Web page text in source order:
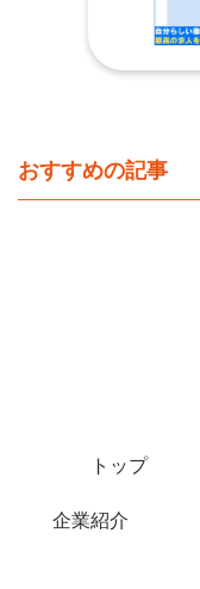
おすすめの記事
トップ
企業紹介